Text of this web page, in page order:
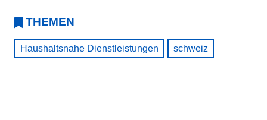
THEMEN
Haushaltsnahe Dienstleistungen schweiz